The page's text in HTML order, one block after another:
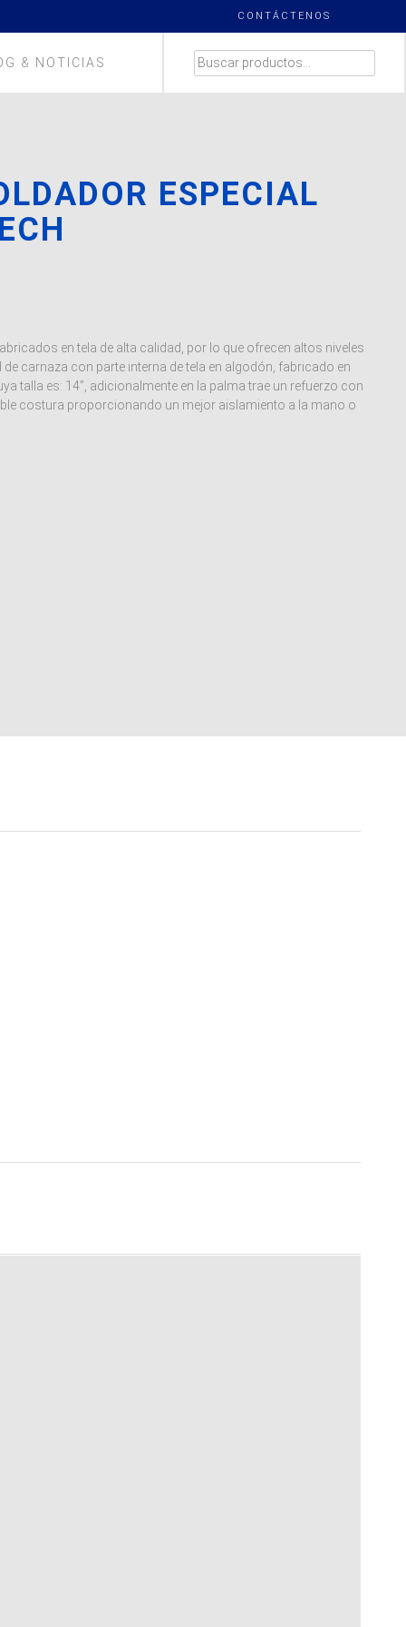
CONTÁCTENOS
& NOTICIAS BUSCAR
ESPECIAL
en tela de alta calidad, por lo que ofrecen altos niveles
carnaza con parte interna de tela en algodón, fabricado en
talla es: 14”, adicionalmente en la palma trae un refuerzo con
costura proporcionando un mejor aislamiento a la mano o